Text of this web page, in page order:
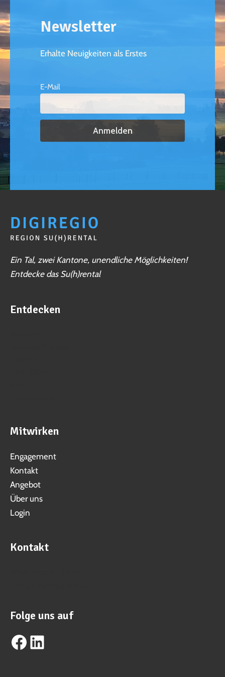
Newsletter
Erhalte Neuigkeiten als Erstes
E-Mail
Ein Tal, zwei Kantone, unendliche Möglichkeiten!
Entdecke das Su(h)rental
Entdecken
Mitwirken
Engagement
Kontakt
Angebot
Über uns
Login
Kontakt
Folge uns auf
Facebook
LinkedIn